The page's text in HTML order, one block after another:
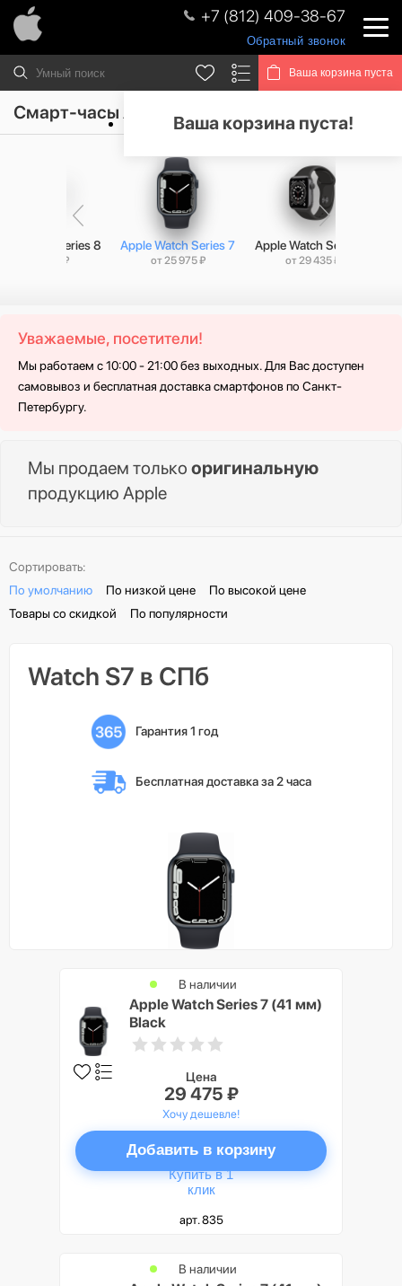
+7 (812) 409-38-67
Обратный звонок
Ваша корзина пуста
Ваша корзина пуста!
Смарт-часы Apple Watch Series 7
Watch Series 8
от 21 135 ₽
Apple Watch Series 7
от 25 975 ₽
Apple Watch Series 6
от 29 435 ₽
Уважаемые, посетители!
Мы работаем с 10:00 - 21:00 без выходных. Для Вас доступен
самовывоз и бесплатная доставка смартфонов по Санкт-
Петербургу.
Мы продаем только оригинальную
продукцию Apple
Сортировать:
По умолчанию
По низкой цене
По высокой цене
Товары со скидкой
По популярности
Watch S7 в СПб
Гарантия 1 год
Бесплатная доставка за 2 часа
Apple Watch Series 7 (41 мм)
Black
В наличии
Цена
29 475 ₽
Хочу дешевле!
Добавить в корзину
Купить в 1
клик
арт. 835
В наличии